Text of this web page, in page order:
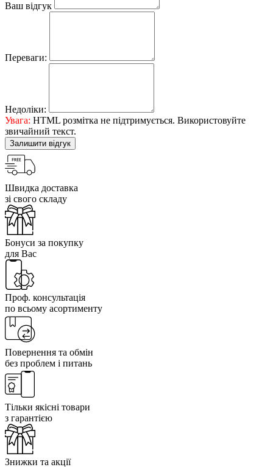
Ваш відгук
Переваги:
Недоліки:
Увага: HTML розмітка не підтримується. Використовуйте
звичайний текст.
Залишити відгук
Швидка доставка
зі свого складу
Бонуси за покупку
для Вас
Проф. консультація
по всьому асортименту
Повернення та обмін
без проблем і питань
Тільки якісні товари
з гарантією
Знижки та акції